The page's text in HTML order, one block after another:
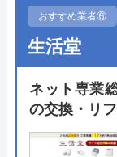
くれます。
大手会社の強
イレの入荷
つ高性能なト
ます。見積も
おすすめ業者⑥
生活堂
ネット専業
の交換・リ